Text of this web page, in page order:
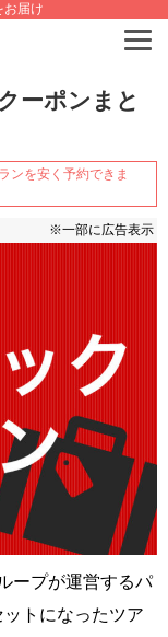
お届け
ーポンまと
ンを安く予約できま
※一部に広告表示
ープが運営するパ
トになったツア